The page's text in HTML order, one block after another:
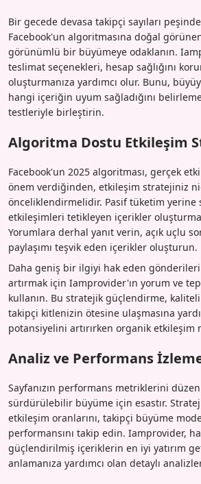
Bir gecede devasa takipçi sayıları
Facebook'un algoritmasına doğal
görünümlü bir büyümeye odaklanın.
teslimat seçenekleri, hesap sağlığını
oluşturmanıza yardımcı olur. Bunu,
hangi içeriğin uyum sağladığını
testleriyle birleştirin.
Algoritma Dostu Etkileşim
Facebook'un 2025 algoritması, gerçek
önem verdiğinden, etkileşim stratejiniz
önceliklendirmelidir. Pasif tüketim yerine
etkileşimleri tetikleyen içerikler
Yorumlara derhal yanıt verin, açık uçlu
paylaşımı teşvik eden içerikler oluşturun.
Daha geniş bir ilgiyi hak eden
artırmak için Iamprovider'ın yorum ve
kullanın. Bu stratejik güçlendirme,
takipçi kitlenizin ötesine ulaşmasına
potansiyelini artırırken organik etkileşim
Analiz ve Performans
Sayfanızın performans metriklerini
sürdürülebilir büyüme için esastır.
etkileşim oranlarını, takipçi büyüme
performansını takip edin. Iamprovider,
güçlendirilmiş içeriklerin en iyi yatırım
anlamanıza yardımcı olan detaylı